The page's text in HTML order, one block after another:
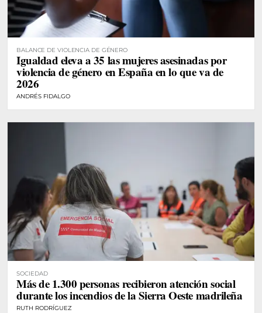
BALANCE DE VIOLENCIA DE GÉNERO
Igualdad eleva a 35 las mujeres asesinadas por
violencia de género en España en lo que va de
2026
ANDRÉS FIDALGO
SOCIEDAD
Más de 1.300 personas recibieron atención social
durante los incendios de la Sierra Oeste madrileña
RUTH RODRÍGUEZ